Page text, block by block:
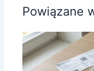
Powiązane